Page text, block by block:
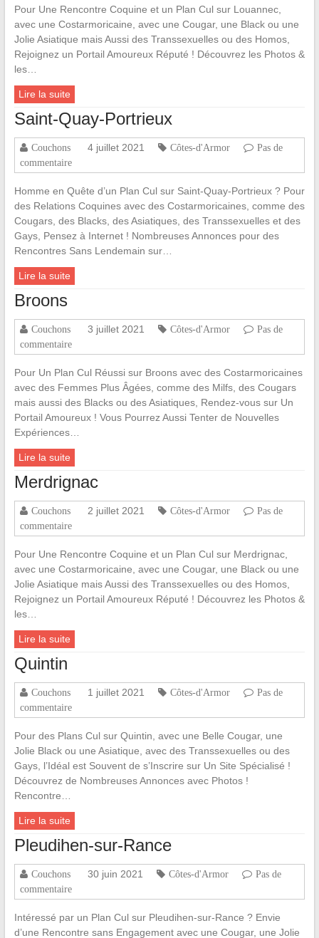
Pour Une Rencontre Coquine et un Plan Cul sur Louannec,
avec une Costarmoricaine, avec une Cougar, une Black ou une
Jolie Asiatique mais Aussi des Transsexuelles ou des Homos,
Rejoignez un Portail Amoureux Réputé ! Découvrez les Photos &
les…
Lire la suite
Saint-Quay-Portrieux
Couchons 4 juillet 2021 Côtes-d'Armor
Pas de
commentaire
Homme en Quête d’un Plan Cul sur Saint-Quay-Portrieux ? Pour
des Relations Coquines avec des Costarmoricaines, comme des
Cougars, des Blacks, des Asiatiques, des Transsexuelles et des
Gays, Pensez à Internet ! Nombreuses Annonces pour des
Rencontres Sans Lendemain sur…
Lire la suite
Broons
Couchons 3 juillet 2021 Côtes-d'Armor
Pas de
commentaire
Pour Un Plan Cul Réussi sur Broons avec des Costarmoricaines
avec des Femmes Plus Âgées, comme des Milfs, des Cougars
mais aussi des Blacks ou des Asiatiques, Rendez-vous sur Un
Portail Amoureux ! Vous Pourrez Aussi Tenter de Nouvelles
Expériences…
Lire la suite
Merdrignac
Couchons 2 juillet 2021 Côtes-d'Armor
Pas de
commentaire
Pour Une Rencontre Coquine et un Plan Cul sur Merdrignac,
avec une Costarmoricaine, avec une Cougar, une Black ou une
Jolie Asiatique mais Aussi des Transsexuelles ou des Homos,
Rejoignez un Portail Amoureux Réputé ! Découvrez les Photos &
les…
Lire la suite
Quintin
Couchons 1 juillet 2021 Côtes-d'Armor
Pas de
commentaire
Pour des Plans Cul sur Quintin, avec une Belle Cougar, une
Jolie Black ou une Asiatique, avec des Transsexuelles ou des
Gays, l’Idéal est Souvent de s’Inscrire sur Un Site Spécialisé !
Découvrez de Nombreuses Annonces avec Photos !
Rencontre…
Lire la suite
Pleudihen-sur-Rance
Couchons 30 juin 2021 Côtes-d'Armor
Pas de
commentaire
Intéressé par un Plan Cul sur Pleudihen-sur-Rance ? Envie
d’une Rencontre sans Engagement avec une Cougar, une Jolie